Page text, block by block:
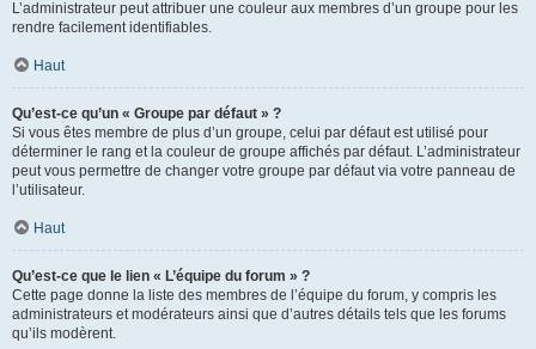
L’administrateur peut attribuer une couleur aux membres d’un groupe pour les
rendre facilement identifiables.
Haut
Qu’est-ce qu’un « Groupe par défaut » ?
Si vous êtes membre de plus d’un groupe, celui par défaut est utilisé pour
déterminer le rang et la couleur de groupe affichés par défaut. L’administrateur
peut vous permettre de changer votre groupe par défaut via votre panneau de
l’utilisateur.
Haut
Qu’est-ce que le lien « L’équipe du forum » ?
Cette page donne la liste des membres de l’équipe du forum, y compris les
administrateurs et modérateurs ainsi que d’autres détails tels que les forums
qu’ils modèrent.